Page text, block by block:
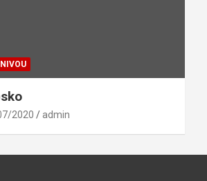
2020 admin